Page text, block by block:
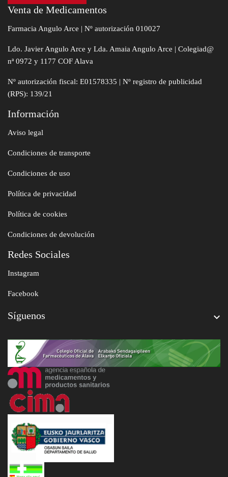
Venta de Medicamentos
Farmacia Angulo Arce | Nº autorización 010027
Ldo. Javier Angulo Arce y Lda. Amaia Angulo Arce | Colegiad@
nª 0972 y 1177 COF Alava
Nº autorización fiscal: E01578335 | Nº registro de publicidad
(RPS): 139/21
Información
Aviso legal
Condiciones de transporte
Condiciones de uso
Política de privacidad
Política de cookies
Condiciones de devolución
Redes Sociales
Instagram
Facebook
Síguenos 